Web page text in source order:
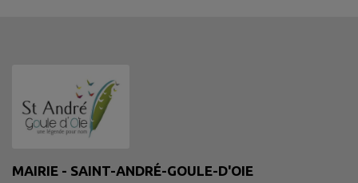
MAIRIE - SAINT-ANDRÉ-GOULE-D'OIE